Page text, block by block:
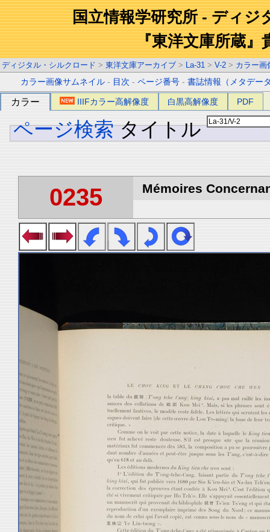
国立情報学研究所 - ディジ
『東洋文庫所蔵』
ディジタル・シルクロード > 東洋文庫アーカイブ > La-31 > V-2 > カラー画
カラー画像サムネイル - 目次 -ページ番号 -書誌情報（メタデー
カラー IIIFカラー高解像度 白黒高解像度 PDF
ページ検索 タイトル
0235 Mémoires